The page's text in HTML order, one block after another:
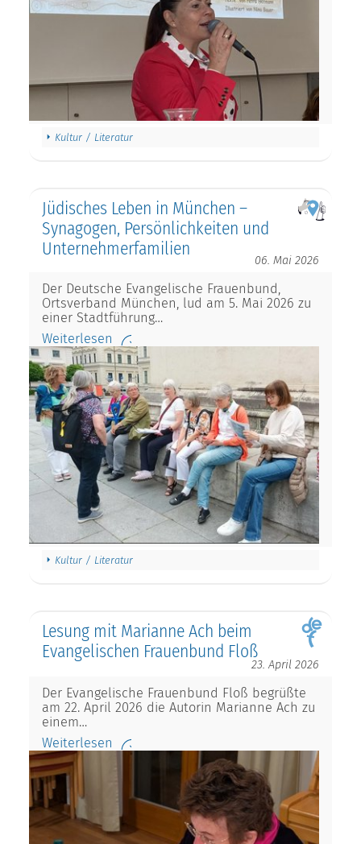
Kultur / Literatur
Jüdisches Leben in München –
Synagogen, Persönlichkeiten und
Unternehmerfamilien
06. Mai 2026
Der Deutsche Evangelische Frauenbund,
Ortsverband München, lud am 5. Mai 2026 zu
einer Stadtführung…
Weiterlesen
Kultur / Literatur
Lesung mit Marianne Ach beim
Evangelischen Frauenbund Floß
23. April 2026
Der Evangelische Frauenbund Floß begrüßte
am 22. April 2026 die Autorin Marianne Ach zu
einem…
Weiterlesen